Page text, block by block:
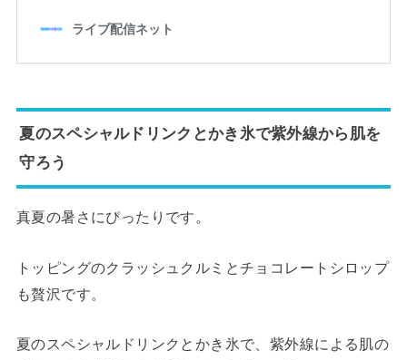
夏のスペシャルドリンクとかき氷で紫外線から肌を
守ろう
真夏の暑さにぴったりです。
トッピングのクラッシュクルミとチョコレートシロップ
も贅沢です。
夏のスペシャルドリンクとかき氷で、紫外線による肌の